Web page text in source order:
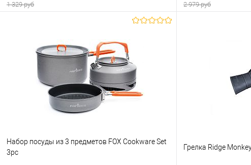
1 329 руб
Купить в 1 клик
Сравнение
В избранное
В наличии
2 979 руб
В избранное
Набор посуды из 3 предметов FOX Cookware Set
3pc
Грелка Ridge